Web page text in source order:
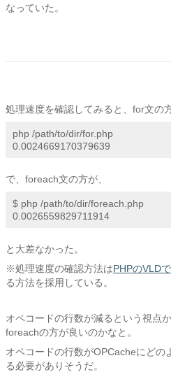
なっていた。
処理速度を確認してみると、for文の
php /path/to/dir/for.php
0.0024669170379639
で、foreach文の方が、
$ php /path/to/dir/foreach.php
0.0026559829711914
と大差なかった。
※処理速度の確認方法はPHPのVLD
る方法を採用している。
オペコードの行数が減るという視点
foreachの方が良いのかなと。
オペコードの行数がOPCacheにどの
る必要がありそうだ。